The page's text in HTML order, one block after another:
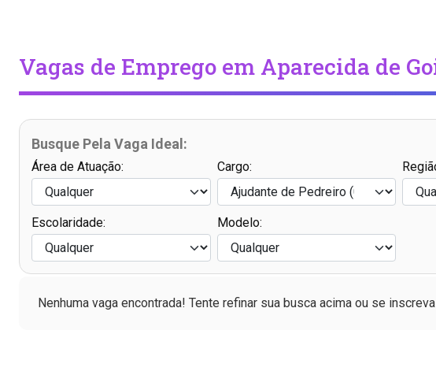
Vagas de Emprego em Aparecida de
Busque Pela Vaga Ideal:
Área de Atuação: Cargo:
Escolaridade: Modelo:
Nenhuma vaga encontrada! Tente refinar sua busca acima ou se